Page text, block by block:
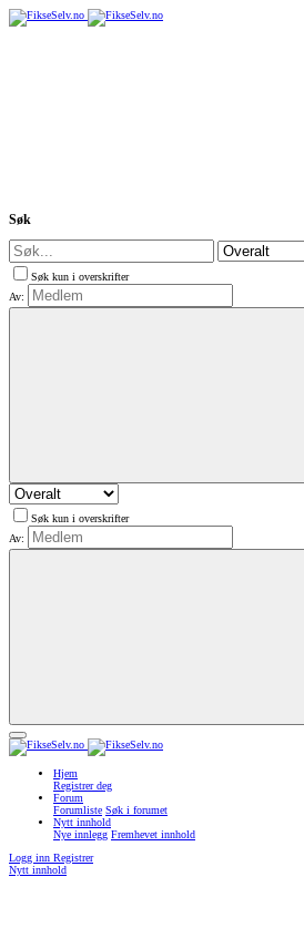
Søk
Søk kun i overskrifter
Av:
Søk kun i overskrifter
Av:
Hjem
Registrer deg
Forum
Forumliste Søk i forumet
Nytt innhold
Nye innlegg Fremhevet innhold
Logg inn Registrer
Nytt innhold